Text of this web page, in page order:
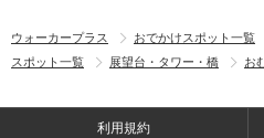
ウォーカープラス おでかけスポット一覧
スポット一覧
展望台・タワー・橋 お
利用規約